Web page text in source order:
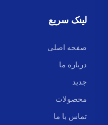
لینک سریع
صفحه اصلی
درباره ما
جدید
محصولات
تماس با ما